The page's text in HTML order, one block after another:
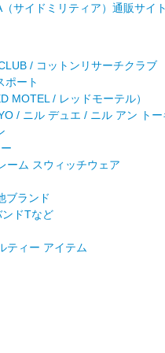
/ コットンリサーチクラブ
ポート
MOTEL / レッドモーテル）
/ ニル デュエ / ニル アン トー
ーム スウィッチウェア
ブランド
ドTなど
ティー アイテム